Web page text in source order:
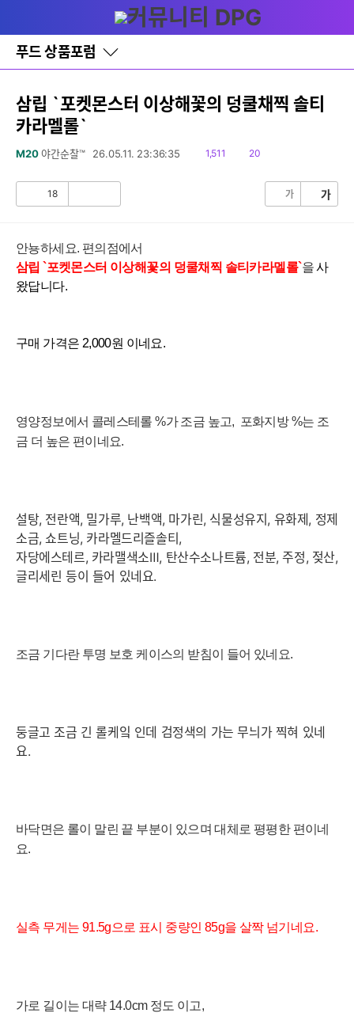
와
홈
푸드 상품포럼
바
로
기
레
창
글
삼립 `포켓몬스터 이상해꽃의 덩쿨채찍 솔티
카라멜롤`
M20 야간순찰™ 26.05.11. 23:36:35
읽
1,511
댓
20
18 가 가
안뇽하세요. 편의점에서
삼립 `포켓몬스터 이상해꽃의 덩쿨채찍 솔티카라멜롤`을사
왔답니다.
구매 가격은 2,000원 이 네 요.
영양정보에서 콜레스테롤 %가 조금 높고, 포화지방%는 조
금 더 높은 편이네요.
설탕, 전란액, 밀가루, 난백액, 마가린, 식물성유지, 유화제, 정제
소금, 쇼트닝, 카라멜드리즐솔티,
자당에스테르, 카라맬색소Ⅲ, 탄산수소나트륨, 전분, 주정, 젖산,
글리세린 등이 들어 있네요.
조금 기다란 투명 보호 케이스의 받침이 들어 있네요.
둥글고 조금 긴 롤케잌 인데 검정색의 가는 무늬가 찍혀 있네
요.
바닥면은 롤이 말린 끝 부분이 있으며 대체로 평평한 편이네
요.
실측 무게는 91.5g으로 표시 중량인 85g을 살짝 넘기네요.
가로 길이는 대략 14.0cm 정도 이고,